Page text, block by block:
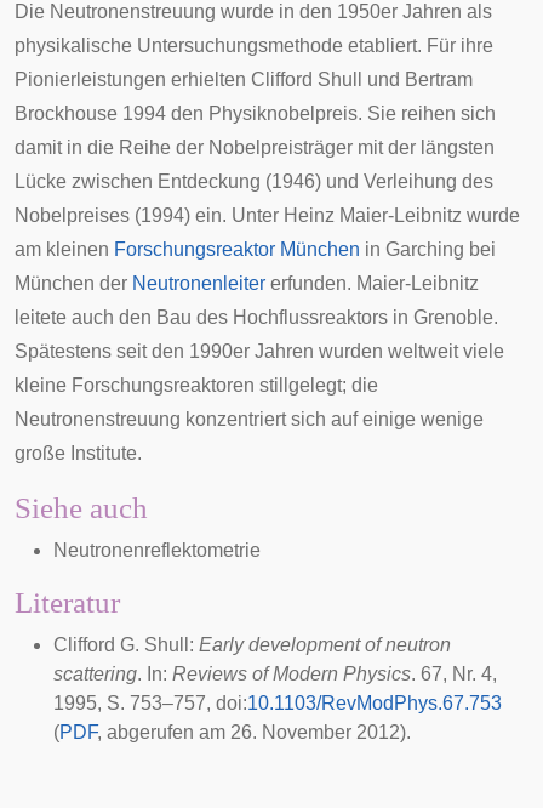
Die Neutronenstreuung wurde in den 1950er Jahren als
physikalische Untersuchungsmethode etabliert. Für ihre
Pionierleistungen erhielten Clifford Shull und Bertram
Brockhouse 1994 den Physiknobelpreis. Sie reihen sich
damit in die Reihe der Nobelpreisträger mit der längsten
Lücke zwischen Entdeckung (1946) und Verleihung des
Nobelpreises (1994) ein. Unter Heinz Maier-Leibnitz wurde
am kleinen Forschungsreaktor München in Garching bei
München der Neutronenleiter erfunden. Maier-Leibnitz
leitete auch den Bau des Hochflussreaktors in Grenoble.
Spätestens seit den 1990er Jahren wurden weltweit viele
kleine Forschungsreaktoren stillgelegt; die
Neutronenstreuung konzentriert sich auf einige wenige
große Institute.
Siehe auch
Neutronenreflektometrie
Literatur
Clifford G. Shull: Early development of neutron
scattering. In: Reviews of Modern Physics. 67, Nr. 4,
1995, S. 753–757, doi:10.1103/RevModPhys.67.753
(PDF, abgerufen am 26. November 2012).